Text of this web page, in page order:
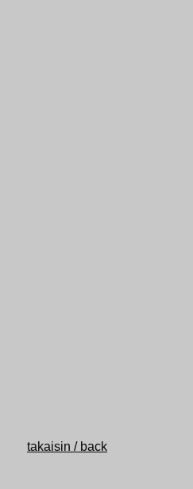
takaisin / back